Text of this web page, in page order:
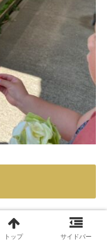
トップ サイドバー